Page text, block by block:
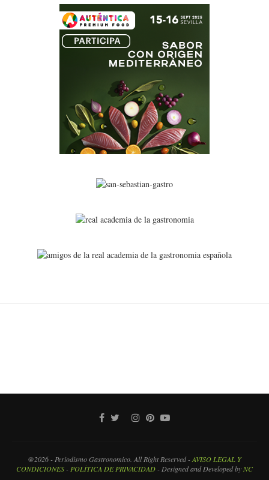
@2026 - Periodismo Gastronomico. All Right Reserved -AVISO LEGAL Y
CONDICIONES- POLÍTICA DE PRIVACIDAD- Designed and Developed byNC